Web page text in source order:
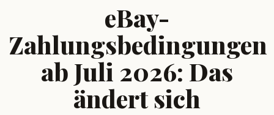
eBay-
Zahlungsbedingungen
ab Juli 2026: Das
ändert sich